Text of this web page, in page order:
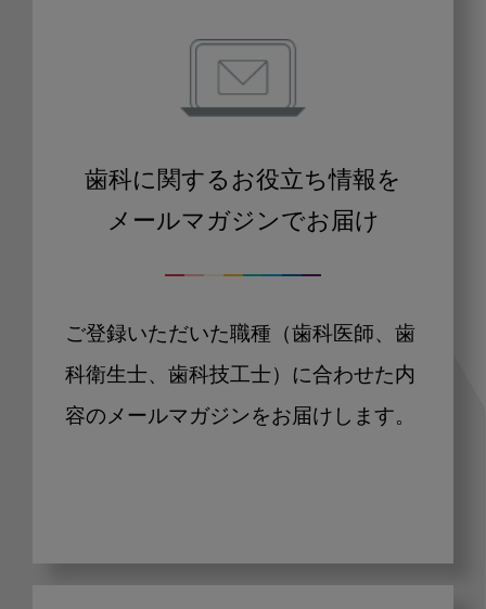
歯科に関するお役立ち情報を
メールマガジンでお届け
ご登録いただいた職種（歯科医師、歯
科衛生士、歯科技工士）に合わせた内
容のメールマガジンをお届けします。